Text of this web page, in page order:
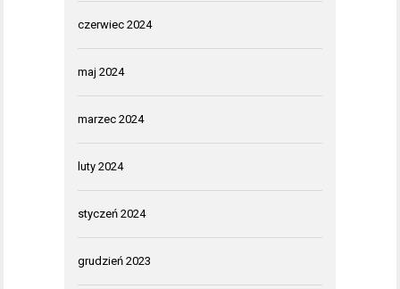
czerwiec 2024
maj 2024
marzec 2024
luty 2024
styczeń 2024
grudzień 2023